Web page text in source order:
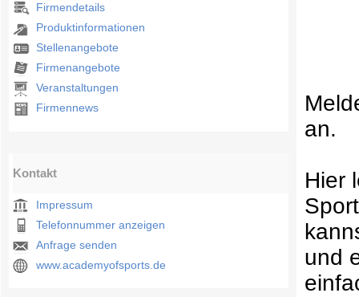
Firmendetails
Produktinformationen
Stellenangebote
Firmenangebote
Veranstaltungen
Firmennews
Kontakt
Impressum
Telefonnummer anzeigen
Anfrage senden
www.academyofsports.de
an.
Hier
und